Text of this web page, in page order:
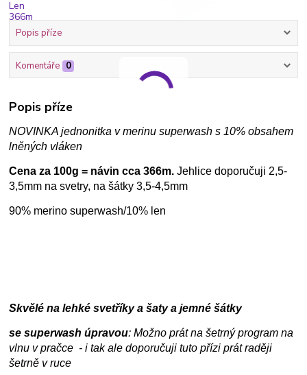
Popis příze
Komentáře 0
Popis příze
NOVINKA jednonitka v merinu superwash s 10% obsahem
lněných vláken
Cena za 100g = návin cca 366m. Jehlice doporučuji 2,5-
3,5mm na svetry, na šátky 3,5-4,5mm
90% merino superwash/10% len
Skvělé na lehké svetříky a šaty a jemné šátky
se superwash úpravou: Možno prát na šetrný program na
vlnu v pračce - i tak ale doporučuji tuto přízi prát raději
šetrně v ruce